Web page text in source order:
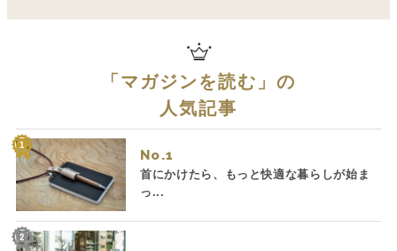
「 マガジンを読む 」の
人気記事
No.
首にかけたら、もっと快適な暮らしが始ま
っ...